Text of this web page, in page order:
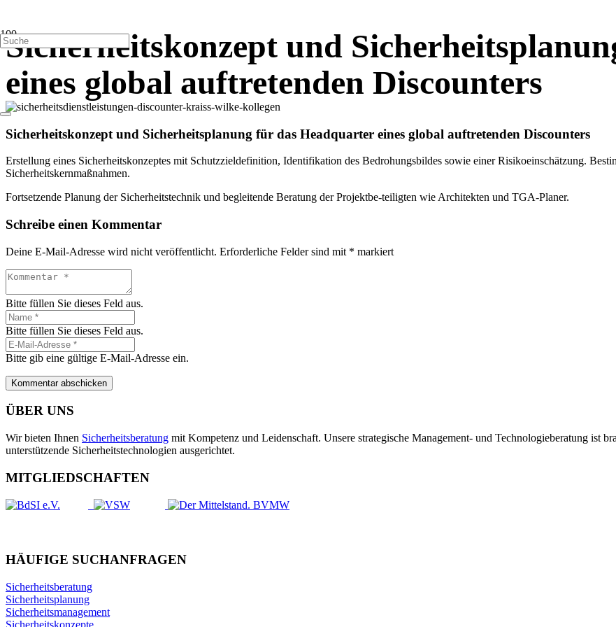
Sicherheitskonzept und
eines global auftretenden Discounters
Sicherheitskonzept und Sicherheitsplanung für das Headquarter eines global auftretenden Discounters
Erstellung eines Sicherheitskonzeptes mit Schutzzieldefinition, Identifikation des Bedrohungsbildes sowie einer Risikoeinschätzung.
Sicherheitskernmaßnahmen.
Fortsetzende Planung der Sicherheitstechnik und begleitende Beratung der Projektbe-teiligten wie Architekten und TGA-Planer.
Schreibe einen Kommentar
Deine E-Mail-Adresse wird nicht veröffentlicht. Erforderliche Felder sind mit * markiert
Bitte füllen Sie dieses Feld aus.
Bitte füllen Sie dieses Feld aus.
Bitte gib eine gültige E-Mail-Adresse ein.
Kommentar abschicken
ÜBER UNS
Wir bieten Ihnen Sicherheitsberatung mit Kompetenz und Leidenschaft. Unsere strategische Management- und Technologieberatung ist
unterstützende Sicherheits­technologien ausgerichtet.
MITGLIEDSCHAFTEN
HÄUFIGE SUCHANFRAGEN
Sicherheitsberatung
Sicherheitsplanung
Sicherheitsmanagement
Sicherheitskonzepte